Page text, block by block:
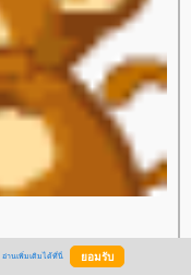
อ่านเพิ่มเติมได้ที่นี่